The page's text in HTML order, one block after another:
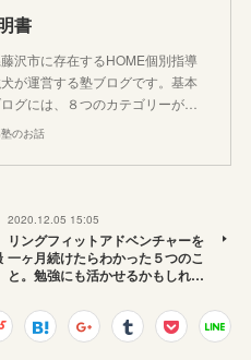
書
沢市に存在するHOME個別指導
が運営する塾ブログです。基本
グには、８つのカテゴリーが…
のお話
2020.12.05 15:05
リングフィットアドベンチャーを
一ヶ月続けたらわかった５つのこ
と。勉強にも活かせるかもしれ…